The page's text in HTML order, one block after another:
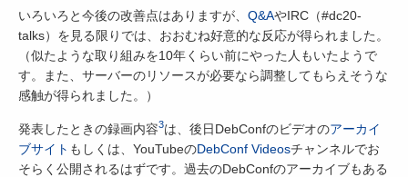
いろいろと今後の改善点はありますが、 Q&AやIRC（#dc20-
talks）を見る限りでは、おおむね好意的な反応が得られました。
（似たような取り組みを10年くらい前にやった人もいたようで
す。また、サーバーのリソースが必要なら調整してもらえそうな
感触が得られました。）
発表したときの録画内容3は、後日DebConfのビデオのアーカイ
ブサイト もしくは、YouTubeのDebConf Videosチャンネルでお
そらく公開されるはずです。過去のDebConfのアーカイブもある